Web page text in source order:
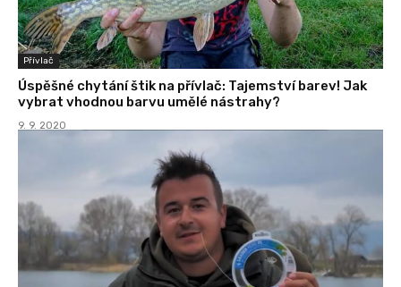
Přívlač
Úspěšné chytání štik na přívlač: Tajemství barev! Jak
vybrat vhodnou barvu umělé nástrahy?
9. 9. 2020